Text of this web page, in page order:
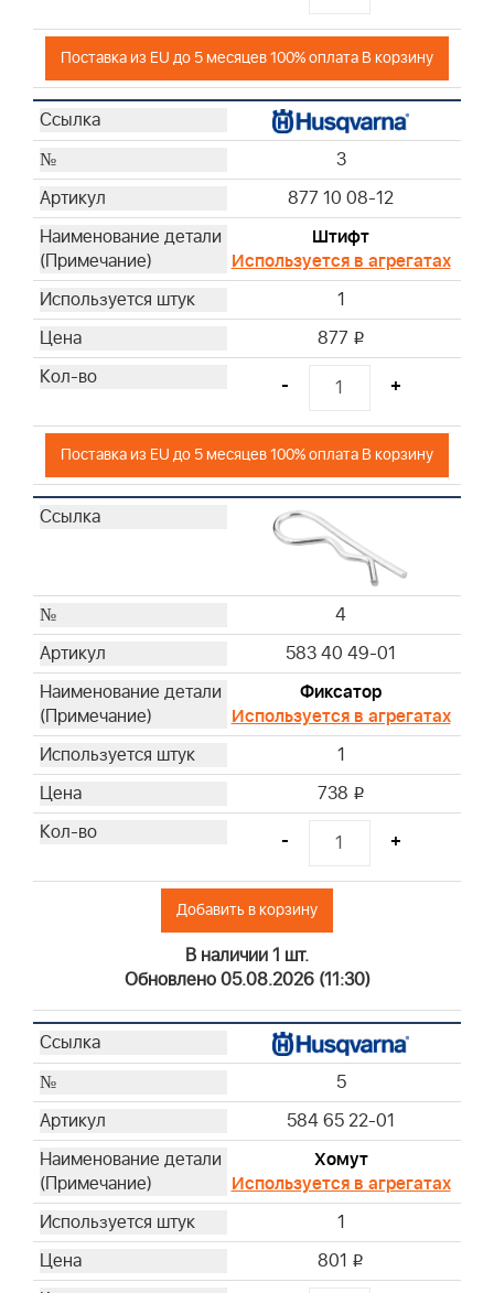
Поставка из EU до 5 месяцев 100% оплата В корзину
3
877 10 08-12
Штифт
Используется в агрегатах
1
877 i
- +
Поставка из EU до 5 месяцев 100% оплата В корзину
4
583 40 49-01
Фиксатор
Используется в агрегатах
1
738 i
- +
Добавить в корзину
В наличии 1 шт.
Обновлено 05.08.2026 (11:30)
5
584 65 22-01
Хомут
Используется в агрегатах
1
801 i